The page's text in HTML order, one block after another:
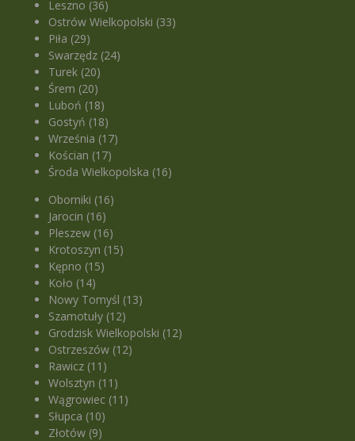
Leszno (36)
Ostrów Wielkopolski (33)
Piła (29)
Swarzędz (24)
Turek (20)
Śrem (20)
Luboń (18)
Gostyń (18)
Września (17)
Kościan (17)
Środa Wielkopolska (16)
Oborniki (16)
Jarocin (16)
Pleszew (16)
Krotoszyn (15)
Kępno (15)
Koło (14)
Nowy Tomyśl (13)
Szamotuły (12)
Grodzisk Wielkopolski (12)
Ostrzeszów (12)
Rawicz (11)
Wolsztyn (11)
Wągrowiec (11)
Słupca (10)
Złotów (9)